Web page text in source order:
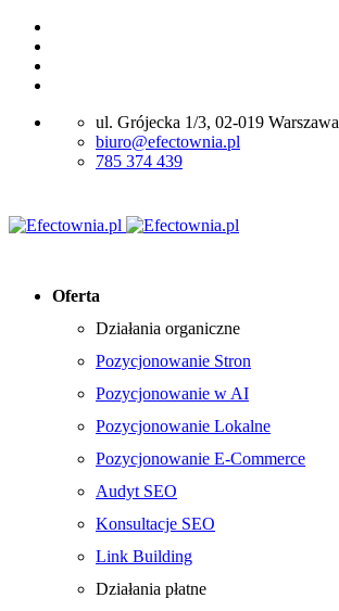
ul. Grójecka 1/3, 02-019 Warszawa
biuro@efectownia.pl
785 374 439
Oferta
Działania organiczne
Pozycjonowanie Stron
Pozycjonowanie w AI
Pozycjonowanie Lokalne
Pozycjonowanie E-Commerce
Audyt SEO
Konsultacje SEO
Link Building
Działania płatne